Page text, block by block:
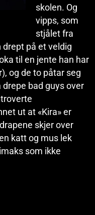
skolen. Og
vipps, som
stjålet fra
på et veldig
til en jente han har
og de to påtar seg
drepe bad guys over
ut at «Kira» er
skjer over
katt og mus lek
som ikke